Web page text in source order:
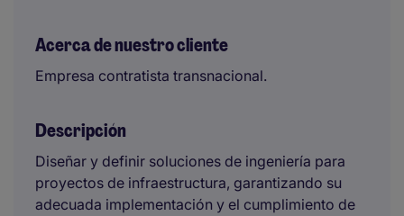
Acerca de nuestro cliente
Empresa contratista transnacional.
Descripción
Diseñar y definir soluciones de ingeniería para
proyectos de infraestructura, garantizando su
adecuada implementación y el cumplimiento de